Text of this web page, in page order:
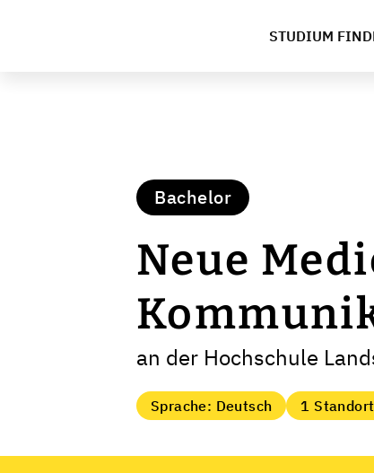
STUDIUM
Bachelor
Neue
an der Hochschule
Sprache: Deutsch 1 Standort